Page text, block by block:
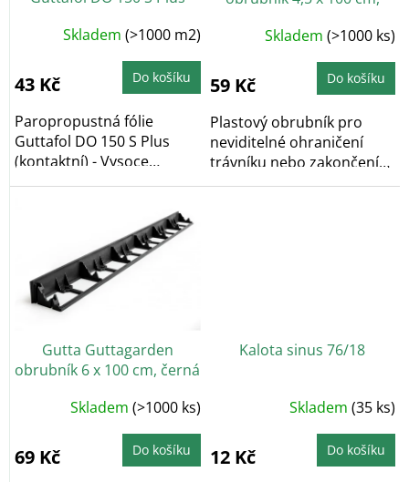
Skladem (>1000 m2)
43 Kč Do košíku
Paropropustná fólie
Guttafol DO 150 S Plus
(kontaktní) - Vysoce
spolehlivá kontaktní...
Skladem (>1000 ks)
59 Kč Do košíku
Plastový obrubník pro
neviditelné ohraničení
trávníku nebo zakončení
zatravňovacích...
Gutta Guttagarden
obrubník 6 x 100 cm, černá
Skladem (>1000 ks)
69 Kč Do košíku
Kalota sinus 76/18
Skladem (35 ks)
12 Kč Do košíku